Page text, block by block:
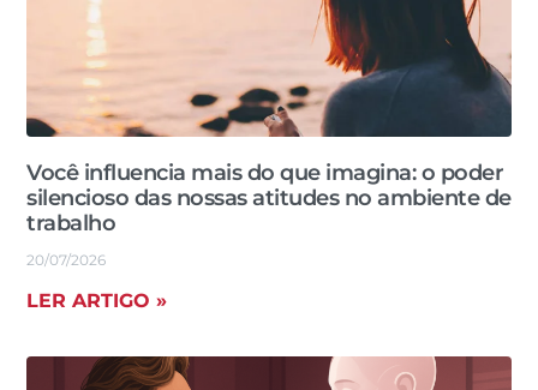
Você influencia mais do que imagina: o poder
silencioso das nossas atitudes no ambiente de
trabalho
20/07/2026
LER ARTIGO »